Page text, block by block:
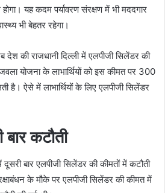
होगा। यह कदम पर्यावरण संरक्षण में भी मददगार
भी बेहतर रहेगा।
देश की राजधानी दिल्ली में एलपीजी सिलेंडर की
योजना के लाभार्थियों को इस कीमत पर 300
है। ऐसे में लाभार्थियों के लिए एलपीजी सिलेंडर
कटौती
बार एलपीजी सिलेंडर की कीमतों में कटौती
के मौके पर एलपीजी सिलेंडर की कीमत में